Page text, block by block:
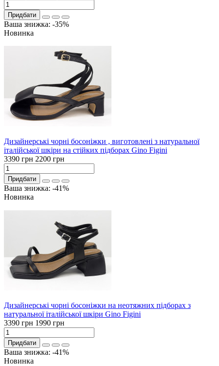
Придбати
Ваша знижка: -35%
Новинка
Дизайнерські чорні босоніжки , виготовлені з натуральної
італійської шкіри на стійких підборах Gino Figini
3390 грн 2200 грн
Придбати
Ваша знижка: -41%
Новинка
Дизайнерські чорні босоніжки на неотяжних підборах з
натуральної італійської шкіри Gino Figini
3390 грн 1990 грн
Придбати
Ваша знижка: -41%
Новинка